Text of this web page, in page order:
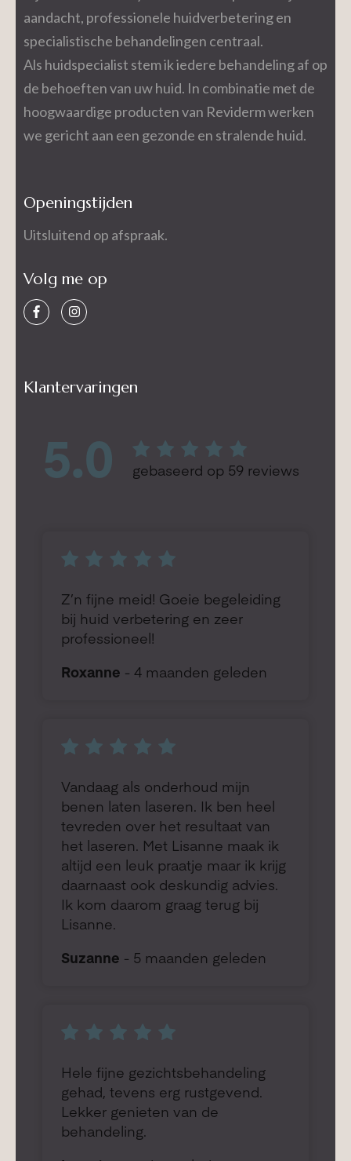
aandacht, professionele huidverbetering en
specialistische behandelingen centraal.
Als huidspecialist stem ik iedere behandeling af op
de behoeften van uw huid. In combinatie met de
hoogwaardige producten van Reviderm werken
we gericht aan een gezonde en stralende huid.
Openingstijden
Uitsluitend op afspraak.
Volg me op
Klantervaringen